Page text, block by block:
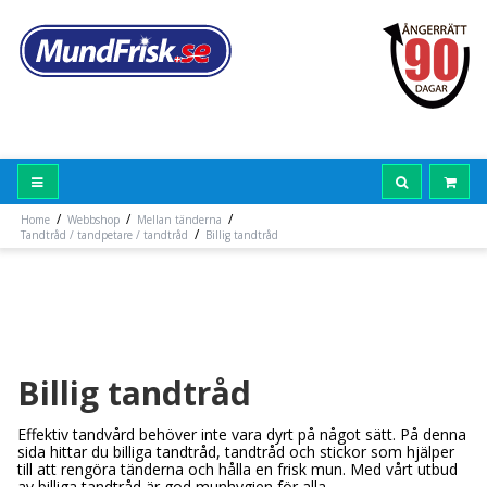
Home / Webbshop / Mellan tänderna /
Tandtråd / tandpetare / tandtråd / Billig tandtråd
Billig tandtråd
Effektiv tandvård behöver inte vara dyrt på något sätt. På denna
sida hittar du billiga tandtråd, tandtråd och stickor som hjälper
till att rengöra tänderna och hålla en frisk mun. Med vårt utbud